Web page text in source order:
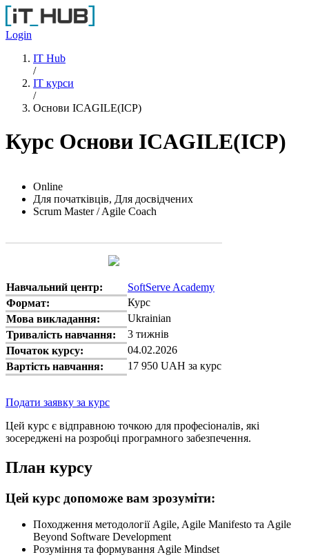
Перейти до основного вмісту
Login
IT Hub
/
IT курси
/
Основи ICAGILE(ICP)
Курс Основи ICAGILE(ICP)
Online
Для початківців, Для досвідчених
Scrum Master / Agile Coach
Навчальний центр:
SoftServe Academy
Формат:
Курс
Мова викладання:
Ukrainian
Тривалість навчання:
3 тижнів
Початок курсу:
04.02.2026
Вартість навчання:
17 950 UAH за курс
Подати заявку за курс
Цей курс є відправною точкою для професіоналів, які
зосереджені на розробці програмного забезпечення.
План курсу
Цей курс допоможе вам зрозуміти:
Походження методології Agile, Agile Manifesto та Agile
Beyond Software Development
Розуміння та формування Agile Mindset